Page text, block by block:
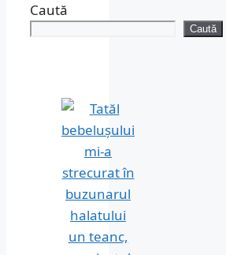
Caută
Caută